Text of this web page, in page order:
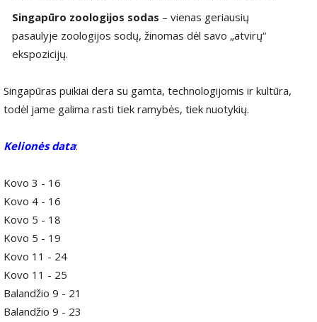
Singapūro zoologijos sodas – vienas geriausių
pasaulyje zoologijos sodų, žinomas dėl savo „atvirų“
ekspozicijų.
Singapūras puikiai dera su gamta, technologijomis ir kultūra,
todėl jame galima rasti tiek ramybės, tiek nuotykių.
Kelionės data:
Kovo 3 - 16
Kovo 4 - 16
Kovo 5 - 18
Kovo 5 - 19
Kovo 11 - 24
Kovo 11 - 25
Balandžio 9 - 21
Balandžio 9 - 23